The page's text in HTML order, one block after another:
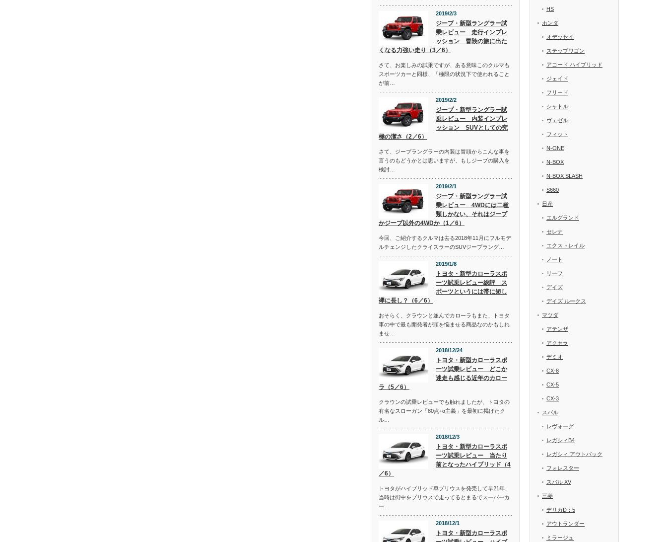
2019/2/3
ジープ・新型ラングラー試
乗レビュー 走行インプレ
ッション 冒険の旅に出た
くなる力強い走り（3／6）
さて、お楽しみの試乗ですが、ある意味このクルマも
スポーツカーと同様、「極限の状況下で使われること
が前…
2019/2/2
ジープ・新型ラングラー試
乗レビュー 内装インプレ
ッション SUVとしての究
極の潔さ（2／6）
さて、ジープラングラーの内装は冒頭からこんな事を
言うのもどうかとは思いますが、もしジープの購入を
検討…
2019/2/1
ジープ・新型ラングラー試
乗レビュー 4WDには二種
類しかない、それはジープ
かジープ以外の4WDか（1／6）
今回、ご紹介するクルマは去る2018年11月にフルモデ
ルチェンジしたクライスラーのSUVジープラング…
2019/1/8
トヨタ・新型カローラスポ
ーツ試乗レビュー総評 ス
ポーツというには帯に短し
襷に長し？（6／6）
おそらく、クラウンと並んでカローラもまた、トヨタ
車の中で最も開発者が頭を悩ませる商品なのかもしれ
ませ…
2018/12/24
トヨタ・新型カローラスポ
ーツ試乗レビュー どこか
迷走も感じる近年のカロー
ラ（5／6）
クラウンの試乗レビューでも触れましたが、トヨタの
有名なスローガン「80点+α主義」を最初に掲げたク
ル…
2018/12/3
トヨタ・新型カローラスポ
ーツ試乗レビュー 当たり
前となったハイブリッド（4
／6）
トヨタがハイブリッド車プリウスを発売して早21年、
当時は街中をプリウスで走ってるとまるでスーパーカ
ー…
2018/12/1
トヨタ・新型カローラスポ
HS
ホンダ
オデッセイ
ステップワゴン
アコード ハイブリッド
ジェイド
フリード
シャトル
ヴェゼル
フィット
N-ONE
N-BOX
N-BOX SLASH
S660
日産
エルグランド
セレナ
エクストレイル
ノート
リーフ
デイズ
デイズ ルークス
マツダ
アテンザ
アクセラ
デミオ
CX-8
CX-5
CX-3
スバル
レヴォーグ
レガシィB4
レガシィ アウトバック
フォレスター
スバル XV
三菱
デリカD：5
アウトランダー
ミラージュ